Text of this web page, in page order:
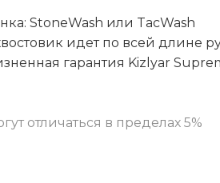
StoneWash или TacWash
идет по всей длине
гарантия Kizlyar
отличаться в пределах 5%